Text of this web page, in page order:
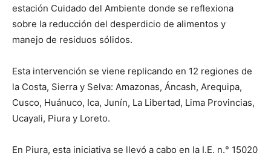
estación Cuidado del Ambiente donde se reflexiona
sobre la reducción del desperdicio de alimentos y
manejo de residuos sólidos.
Esta intervención se viene replicando en 12 regiones de
la Costa, Sierra y Selva: Amazonas, Áncash, Arequipa,
Cusco, Huánuco, Ica, Junín, La Libertad, Lima Provincias,
Ucayali, Piura y Loreto.
En Piura, esta iniciativa se llevó a cabo en la I.E. n.° 15020